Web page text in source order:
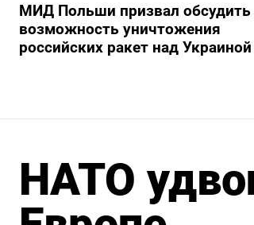
МИД Польши призвал обсудить
возможность уничтожения
российских ракет над Украиной
НАТО